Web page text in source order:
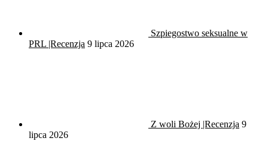
Szpiegostwo seksualne w
PRL |Recenzja 9 lipca 2026
Z woli Bożej |Recenzja 9
lipca 2026